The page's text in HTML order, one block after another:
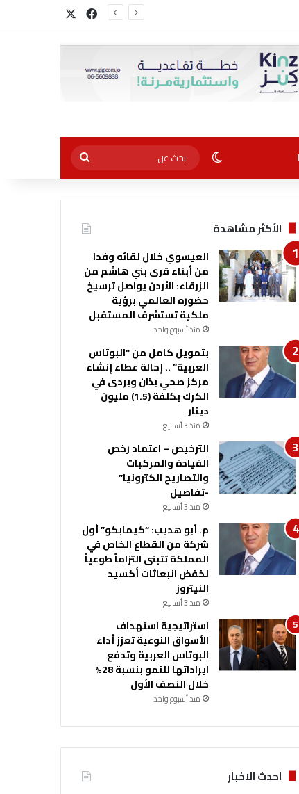
فيسبوك
الوضع المظلم
بحث
عن
الأكثر مشاهدة
العيسوي خلال لقائه وفدا
من أبناء قرى بني هاشم من
الزرقاء: الأردن يواصل ترسيخ
حضوره العالمي برؤية
ملكية تستشرف المستقبل
منذ أسبوع واحد
بتمويل كامل من “البوتاس
العربية” .. إحالة عطاء إنشاء
مركز صحي بذان وبردى في
الكرك بكلفة (1.5) مليون
دينار
منذ 3 أسابيع
الترخيص – اعتماد رخص
القيادة والمركبات
والتصاريح الكترونيا”
-تفاصيل
منذ 3 أسابيع
م. أبو هديب: “كيمابكو” أول
شركة من القطاع الخاص في
المملكة تتبنى التزاماً طوعياً
لخفض انبعاثات أكسيد
النيتروز
منذ 3 أسابيع
استراتيجية استهداف
الأسواق النوعية تعزز أداء
البوتاس العربية وتدفع
ايراداتها للنمو بنسبة 28%
خلال النصف الأول
منذ أسبوع واحد
احدث الاخبار